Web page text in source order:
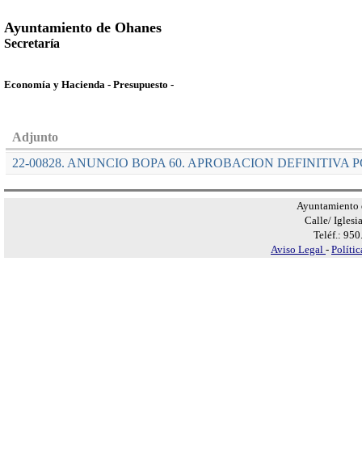
Ayuntamiento de Ohanes
Secretaría
Economía y Hacienda - Presupuesto -
Adjunto
22-00828. ANUNCIO BOPA 60. APROBACION DEFINITIVA
Ayuntamiento
Calle/
Teléf.:
Aviso Legal -